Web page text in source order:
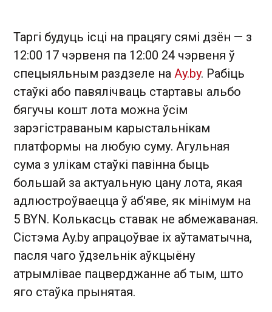
Таргі будуць ісці на працягу сямі дзён — з
12:00 17 чэрвеня па 12:00 24 чэрвеня ў
спецыяльным раздзеле на Ay.by. Рабіць
стаўкі або павялічваць стартавы альбо
бягучы кошт лота можна ўсім
зарэгістраваным карыстальнікам
платформы на любую суму. Агульная
сума з улікам стаўкі павінна быць
большай за актуальную цану лота, якая
адлюстроўваецца ў аб'яве, як мінімум на
5 BYN. Колькасць ставак не абмежаваная.
Сістэма Ay.by апрацоўвае іх аўтаматычна,
пасля чаго ўдзельнік аўкцыёну
атрымлівае пацверджанне аб тым, што
яго стаўка прынятая.